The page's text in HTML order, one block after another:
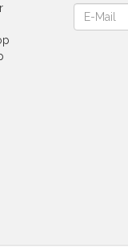
Newsletter